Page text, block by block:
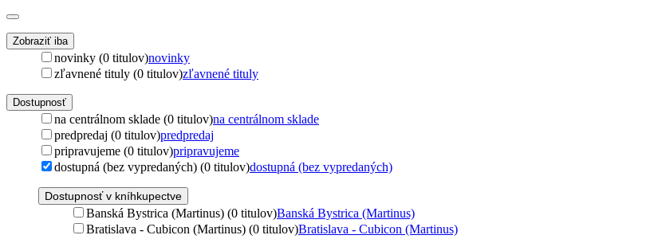
Zobraziť iba
novinky (0 titulov)novinky
zľavnené tituly (0 titulov)zľavnené tituly
Dostupnosť
na centrálnom sklade (0 titulov)na centrálnom sklade
predpredaj (0 titulov)predpredaj
pripravujeme (0 titulov)pripravujeme
dostupná (bez vypredaných) (0 titulov)dostupná (bez vypredaných)
Dostupnosť v kníhkupectve
Banská Bystrica (Martinus) (0 titulov)Banská Bystrica (Martinus)
Bratislava - Cubicon (Martinus) (0 titulov)Bratislava - Cubicon (Martinus)